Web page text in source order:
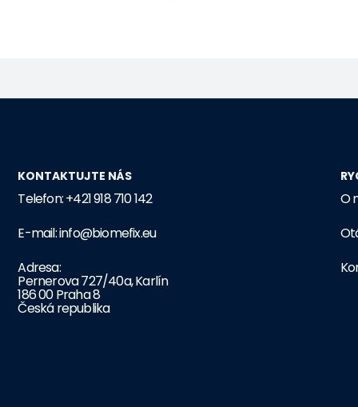
KONTAKTUJTE NÁS
Telefon: +421 918 710 142
E-mail: info@biomefix.eu
Adresa:
Pernerova 727/40a, Karlín
186 00 Praha 8
Česká republika
O